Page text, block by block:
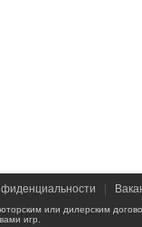
или дилерским
игр.